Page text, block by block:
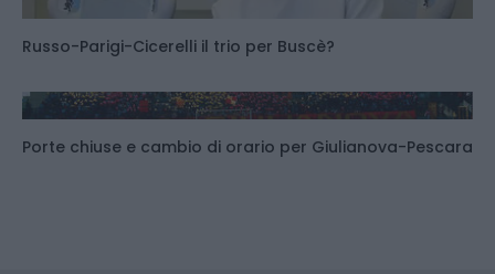
Russo-Parigi-Cicerelli il trio per Buscè?
Porte chiuse e cambio di orario per Giulianova-Pescara